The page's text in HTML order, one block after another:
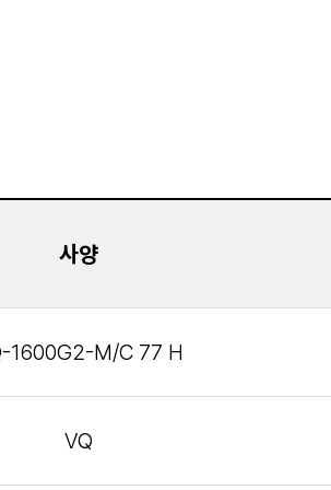
사양
1600G2-M/C 77 H
VQ